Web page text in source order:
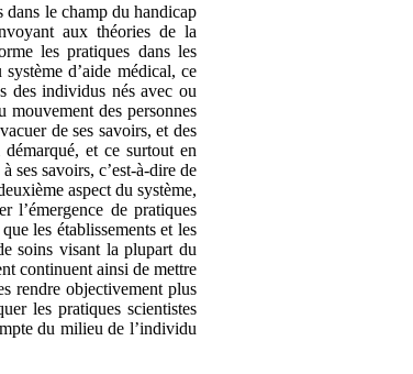
dans le champ du handicap
aux théories de la
les pratiques dans les
d’aide médical, ce
des individus nés avec ou
mouvement des personnes
de ses savoirs, et des
et ce surtout en
ses savoirs, c’est-à-dire de
aspect du système,
l’émergence de pratiques
les établissements et les
soins visant la plupart du
continuent ainsi de mettre
rendre objectivement plus
les pratiques scientistes
du milieu de l’individu